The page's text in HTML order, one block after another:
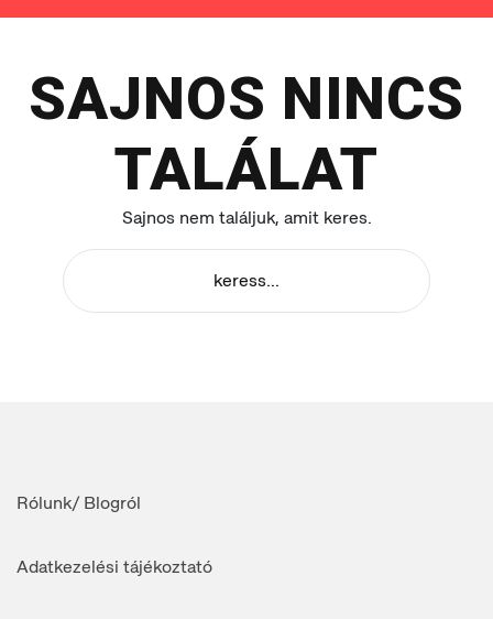
SAJNOS NINCS
TALÁLAT
Sajnos nem találjuk, amit keres.
Rólunk/ Blogról
Adatkezelési tájékoztató